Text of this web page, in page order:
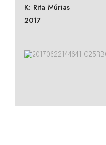
K: Rita Múrias
2017